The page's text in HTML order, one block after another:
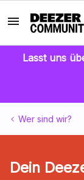
Lasst uns
Wer sind wir?
Dein